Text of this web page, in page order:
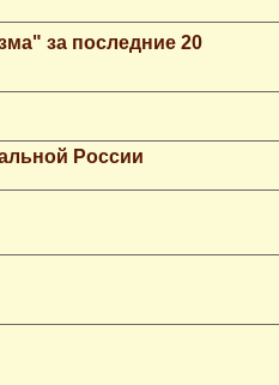
за последние 20
России